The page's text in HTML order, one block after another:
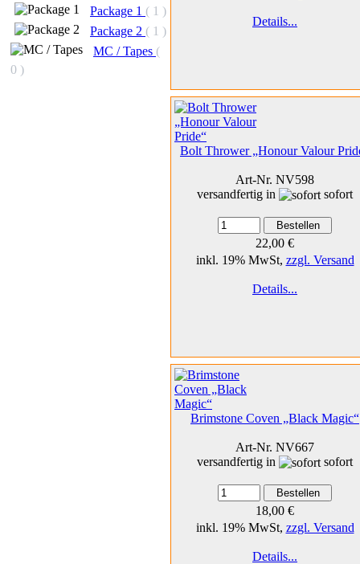
Package 1 ( 1 )
Package 2 ( 1 )
MC / Tapes (
0 )
Details...
Bolt Thrower „Honour Valour
Art-Nr. NV598
versandfertig in
sofort
22,00 €
inkl. 19% MwSt, zzgl. Versand
Details...
Brimstone Coven „Black Magic“
Art-Nr. NV667
versandfertig in
sofort
18,00 €
inkl. 19% MwSt, zzgl. Versand
Details...